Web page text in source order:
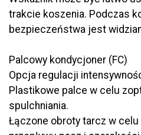
trakcie koszenia. Podczas
bezpieczeństwa jest
Palcowy kondycjoner (FC)
Opcja regulacji
Plastikowe palce w celu
spulchniania.
Łączone obroty tarcz w